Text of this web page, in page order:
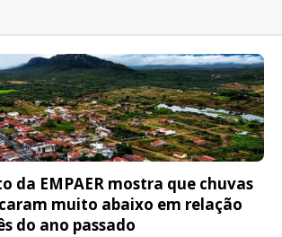
da EMPAER mostra que chuvas
muito abaixo em relação
do ano passado